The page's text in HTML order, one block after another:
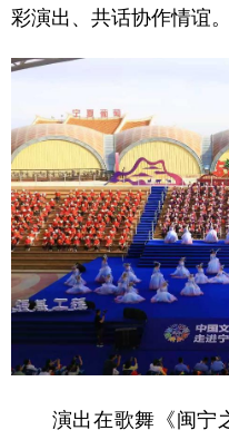
彩演出、共话协作情谊。
演出在歌舞《闽宁